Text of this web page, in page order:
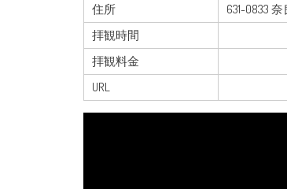
住所
631-0833
拝観時間
拝観料金
URL